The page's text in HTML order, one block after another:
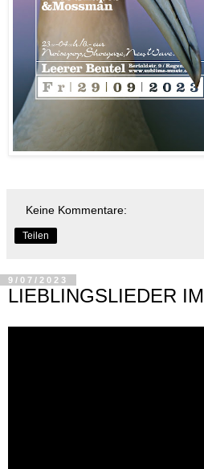
Keine Kommentare:
Teilen
9/07/2023
LIEBLINGSLIEDER